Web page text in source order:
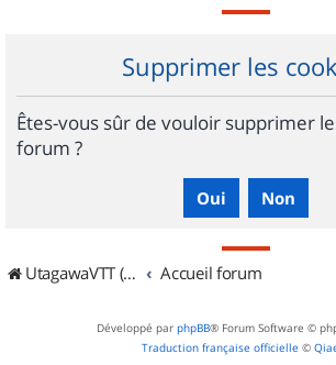
Supprimer les
Êtes-vous sûr de vouloir supprimer
forum ?
UtagawaVTT (Randos VTT et VTTAE avec traces GPS) Accueil forum
Développé par phpBB® Forum Software ©
Traduction française officielle ©